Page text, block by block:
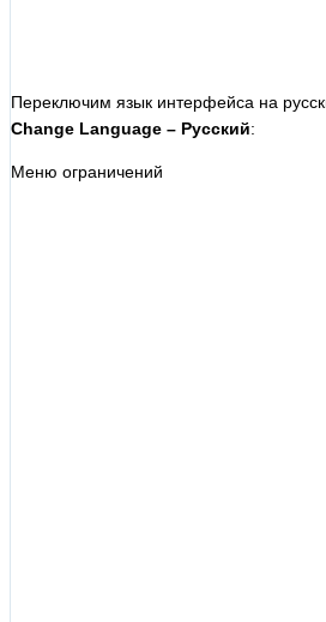
Переключим язык интерфейса на
Change Language – Русский:
Меню ограничений